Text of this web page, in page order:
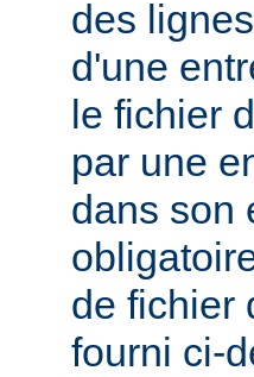
des
d'une
le fichier
par une
dans son
de fichier
fourni ci-